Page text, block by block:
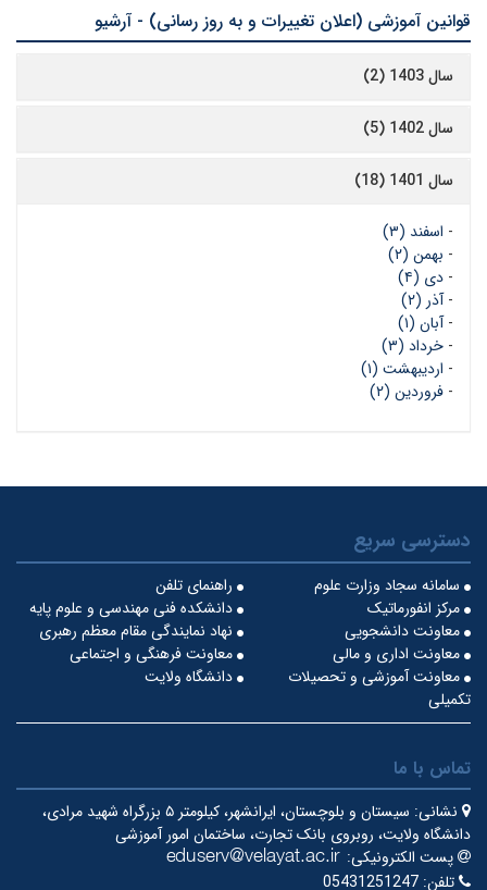
قوانین آموزشی (اعلان تغییرات و به روز رسانی) - آرشیو
سال 1403 (2)
سال 1402 (5)
سال 1401 (18)
- اسفند (۳)
- بهمن (۲)
- دی (۴)
-آذر (۲)
-آبان (۱)
- خرداد (۳)
- اردیبهشت (۱)
- فروردین (۲)
دسترسی سریع
راهنمای تلفن
سامانه سجاد وزارت علوم
دانشکده فنی مهندسی و علوم پایه
مرکز انفورماتیک
نهاد نمایندگی مقام معظم رهبری
معاونت دانشجویی
معاونت فرهنگی و اجتماعی
معاونت اداری و مالی
دانشگاه ولایت
معاونت آموزشی و تحصیلات
تکمیلی
تماس با ما
نشانی:
سیستان و بلوچستان، ایرانشهر، کیلومتر ۵ بزرگراه شهید مرادی،
دانشگاه ولایت، روبروی بانک تجارت، ساختمان امور آموزشی
پست الکترونیکی:
تلفن: 05431251247